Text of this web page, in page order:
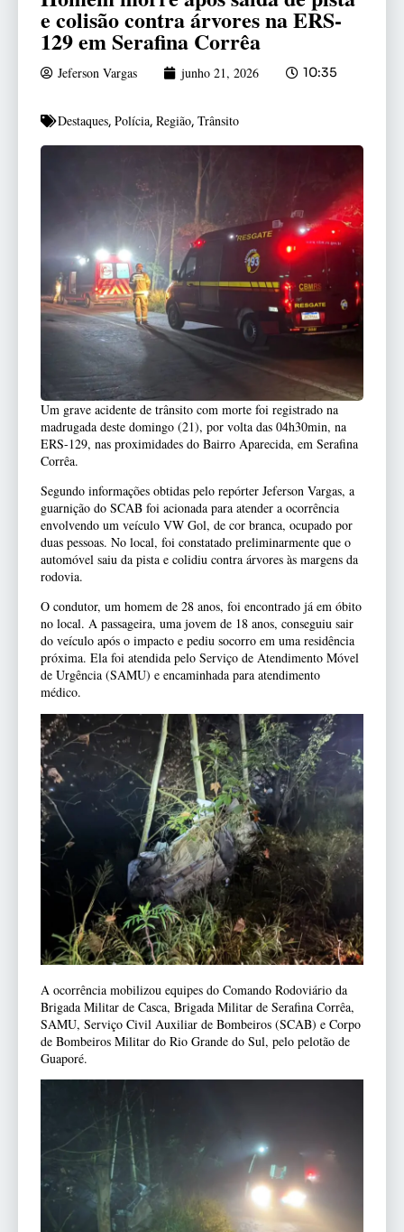
e colisão contra árvores na ERS-
129 em Serafina Corrêa
Jeferson Vargas junho 21, 2026 10:35
Destaques, Polícia, Região, Trânsito
Um grave acidente de trânsito com morte foi registrado na
madrugada deste domingo (21), por volta das 04h30min, na
ERS-129, nas proximidades do Bairro Aparecida, em Serafina
Corrêa.
Segundo informações obtidas pelo repórter Jeferson Vargas, a
guarnição do SCAB foi acionada para atender a ocorrência
envolvendo um veículo VW Gol, de cor branca, ocupado por
duas pessoas. No local, foi constatado preliminarmente que o
automóvel saiu da pista e colidiu contra árvores às margens da
rodovia.
O condutor, um homem de 28 anos, foi encontrado já em óbito
no local. A passageira, uma jovem de 18 anos, conseguiu sair
do veículo após o impacto e pediu socorro em uma residência
próxima. Ela foi atendida pelo Serviço de Atendimento Móvel
de Urgência (SAMU) e encaminhada para atendimento
médico.
A ocorrência mobilizou equipes do Comando Rodoviário da
Brigada Militar de Casca, Brigada Militar de Serafina Corrêa,
SAMU, Serviço Civil Auxiliar de Bombeiros (SCAB) e Corpo
de Bombeiros Militar do Rio Grande do Sul, pelo pelotão de
Guaporé.